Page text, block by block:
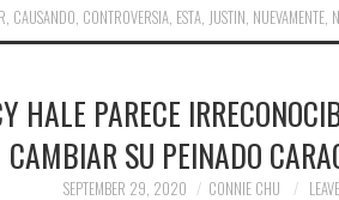
, CAUSANDO, CONTROVERSIA, ESTA, JUSTIN, NUEVAMENTE,
HALE PARECE
CAMBIAR SU PEINADO
SEPTEMBER 29, 2020 CONNIE CHU